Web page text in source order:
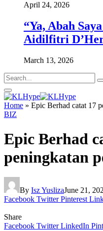
April 24, 2026
“Ya, Abah
Aidilfitri
March 13, 2026
Home » Epic Berhad catat 17
BIZ
Epic Berhad
peningkatan
By Isz YuslizaJune 21,
Facebook Twitter Pinterest
Share
Facebook Twitter LinkedIn